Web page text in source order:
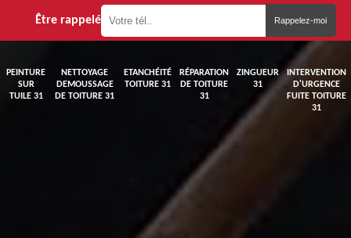
Être rappelé
PEINTURE
SUR
TUILE 31
NETTOYAGE
DEMOUSSAGE
DE TOITURE 31
ETANCHÉITÉ
TOITURE 31
RÉPARATION
DE TOITURE
31
ZINGUEUR
31
INTERVENTION
D'URGENCE
FUITE TOITURE
31